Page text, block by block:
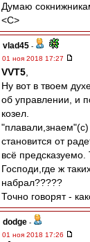
Думаю
<C>
vlad45 -
01 ноя 2018 17:27
VVT5
Ну вот в твоем
об управлении, и
козел.
становится от
всё предсказуемо.
Господи,где ж
набрал?????
Точно говорят -
dodge -
01 ноя 2018 17:26